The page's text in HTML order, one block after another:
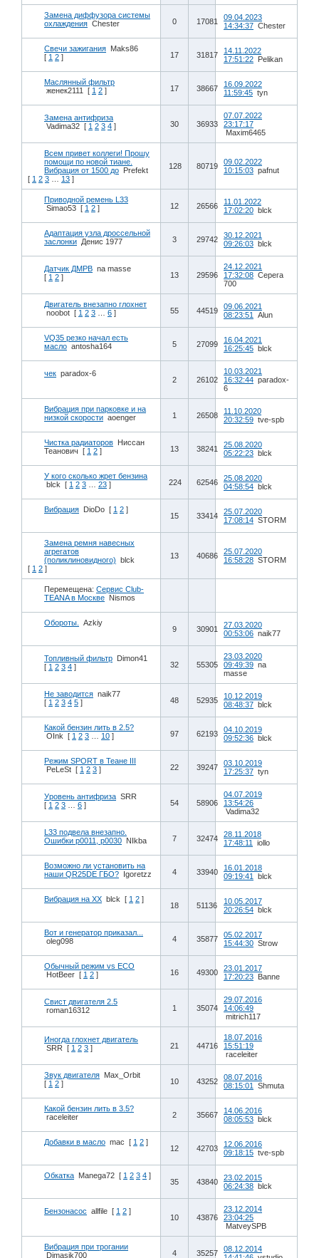
Замена диффузора системы
охлаждения Chester 0 17081
09.04.2023
14:34:37 Chester
Свечи зажигания Maks86
[ 1 2 ] 17 31817
14.11.2022
17:51:22 Pelikan
Маслянный фильтр
женек2111
[ 1 2 ] 17 38667
16.09.2022
11:59:45 tyn
Замена антифриза
Vadima32 [ 1 2 3 4 ] 30 36933
07.07.2022
23:17:17
Maxim6465
Всем привет коллеги! Прошу
помощи по новой тиане.
Вибрация от 1500 до Prefekt
[ 1 2 3 13 ]
128 80719
09.02.2022
10:15:03 pafnut
Приводной ремень L33
Simao53 [ 1 2 ] 12 26566
11.01.2022
17:02:20 blck
Адаптация узла дроссельной
заслонки Денис 1977 3 29742
30.12.2021
09:26:03 blck
Датчик ДМРВ na masse
[ 1 2 ] 13 29596
24.12.2021
17:32:08 Серега
700
Двигатель внезапно глохнет
noobot [ 1 2 3 6 ] 55 44519
09.06.2021
08:23:51
Alun
VQ35 резко начал есть
масло antosha164 5 27099
16.04.2021
16:25:45 blck
чек paradox-6
2 26102
10.03.2021
16:32:44 paradox-
6
Вибрация при парковке и на
низкой скорости aoenger 1 26508
11.10.2020
20:32:59 tve-spb
Чистка радиаторов Ниссан
Теанович [ 1 2 ] 13 38241
25.08.2020
05:22:23 blck
У кого сколько жрет бензина
blck [ 1 2 3 23 ] 224 62546
25.08.2020
04:58:54 blck
Вибрация DioDo [ 1 2 ]
15 33414
25.07.2020
17:08:14 STORM
Замена ремня навесных
агрегатов
(поликлиновидного) blck
[ 1 2 ]
13 40686
25.07.2020
16:58:28 STORM
Перемещена: Сервис Club-
TEANA в Москве Nismos
Обороты. Azkiy
9 30901
27.03.2020
00:53:06 naik77
Топливный фильтр Dimon41
[ 1 2 3 4 ] 32 55305
23.03.2020
09:49:39 na
masse
Не заводится naik77
[ 1 2 3 4 5 ] 48 52935
10.12.2019
08:48:37 blck
Какой бензин лить в 2.5?
OInk [ 1 2 3 10 ] 97 62193
04.10.2019
09:52:36 blck
Режим SPORT в Теане III
PeLeSt [ 1 2 3 ] 22 39247
03.10.2019
17:25:37 tyn
Уровень антифриза SRR
[ 1 2 3 6 ] 54 58906
04.07.2019
13:54:26
Vadima32
L33 подвела внезапно.
Ошибки p0011, p0030 NIkba 7 32474
28.11.2018
17:48:11
iollo
Возможно ли установить на
наши QR25DE ГБО? Igoretzz 4 33940
16.01.2018
09:19:41
blck
Вибрация на ХХ blck [ 1 2 ]
18 51136
10.05.2017
20:26:54 blck
Вот и генератор приказал...
oleg098
4 35877
05.02.2017
15:44:30 Strow
Обычный режим vs ECO
HotBeer [ 1 2 ] 16 49300
23.01.2017
17:20:23 Banne
Свист двигателя 2.5
roman16312
1 35074
29.07.2016
14:06:49
mitrich117
Иногда глохнет двигатель
SRR [ 1 2 3 ] 21 44716
18.07.2016
15:51:19
raceleiter
Звук двигателя Max_Orbit
[ 1 2 ] 10 43252
08.07.2016
08:15:01
Shmuta
Какой бензин лить в 3.5?
raceleiter
2 35667
14.06.2016
08:05:53 blck
Добавки в масло mac [ 1 2 ]
12 42703
12.06.2016
09:18:15 tve-spb
Обкатка Manega72 [ 1 2 3 4 ]
35 43840
23.02.2015
06:24:38 blck
Бензонасос allfile [ 1 2 ]
10 43876
23.12.2014
23:04:25
MatveySPB
Вибрация при трогании
Dimasik700
4 35257
08.12.2014